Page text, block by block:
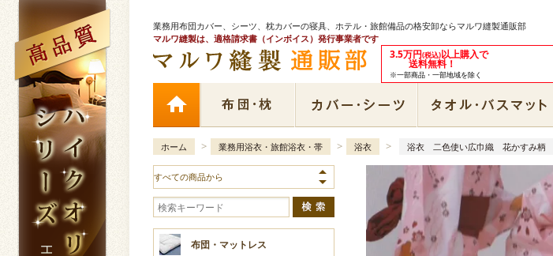
業務用布団カバー、シーツ、枕カバーの寝具、ホテル・旅館備品の格安卸ならマルワ縫製通販部
マルワ縫製は、適格請求書（インボイス）発行事業者です
3.5万円(税込)以上購入で
送料無料！
※一部商品・一部地域を除く
ホーム > 業務用浴衣・旅館浴衣・帯 > 浴衣 > 浴衣 二色使い広巾織 花かすみ柄
布団・マットレス